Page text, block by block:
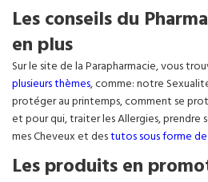
Les conseils du
en plus
Sur le site de la Parapharmacie, vous
plusieurs thèmes, comme: notre
protéger au printemps, comment se
et pour qui, traiter les Allergies, prendre
mes Cheveux et destutos sous forme
Les produits en